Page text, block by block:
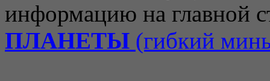
информацию на главной
ПЛАНЕТЫ (гибкий